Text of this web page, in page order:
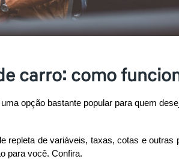
carro: como
opção bastante popular para quem
repleta de variáveis, taxas, cotas e
para você. Confira.